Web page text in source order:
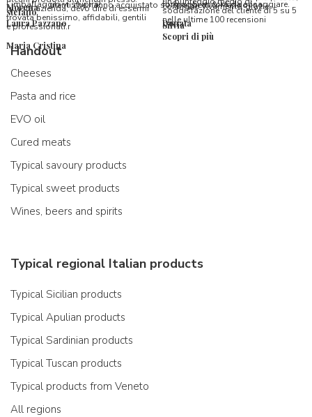
stefano
l’imballaggio vi stupirà!
Laura Pazzano
Morena
questa azienda, devo dire di essermi
trovata benissimo, affidabili, gentili
e professionali.r
Maria Cristina
formaggi ancora da assaggiare.
Donata
consiglio vivamente, grazie.
Silvia
soddisfazione del cliente di 5 su 5
nelle ultime 100 recensioni
Scopri di più
utenti che hanno acquistato su Spaghetti & Mandolino
Handout
Cheeses
Pasta and rice
EVO oil
Cured meats
Typical savoury products
Typical sweet products
Wines, beers and spirits
Typical regional Italian products
Typical Sicilian products
Typical Apulian products
Typical Sardinian products
Typical Tuscan products
Typical products from Veneto
All regions